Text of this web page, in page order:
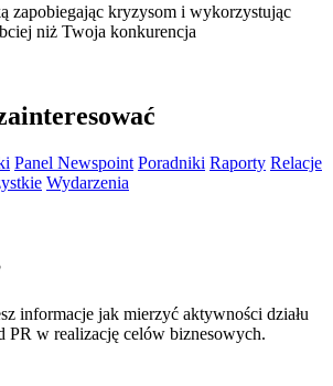
zapobiegając kryzysom i wykorzystując
niż Twoja konkurencja
Panel Newspoint Poradniki Raporty Relacje
Wydarzenia
informacje jak mierzyć aktywności działu
PR w realizację celów biznesowych.